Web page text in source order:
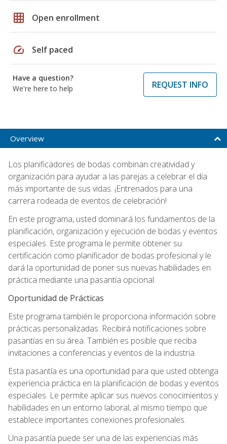
grid_on Open enrollment
speed Self paced
Have a question?
We're here to help
REQUEST INFO
Overview
Los planificadores de bodas combinan creatividad y
organización para ayudar a las parejas a celebrar el día
más importante de sus vidas. ¡Entrenados para una
carrera rodeada de eventos de celebración!
En este programa, usted dominará los fundamentos de la
planificación, organización y ejecución de bodas y eventos
especiales. Este programa le permite obtener su
certificación como planificador de bodas profesional y le
dará la oportunidad de poner sus nuevas habilidades en
práctica mediante una pasantía opcional.
Oportunidad de Prácticas
Este programa también le proporciona información sobre
prácticas personalizadas. Recibirá notificaciones sobre
pasantías en su área. También es posible que reciba
invitaciones a conferencias y eventos de la industria.
Esta pasantía es una oportunidad para que usted obtenga
experiencia práctica en la planificación de bodas y eventos
especiales. Le permite aplicar sus nuevos conocimientos y
habilidades en un entorno laboral, al mismo tiempo que
establece importantes conexiones profesionales.
Una pasantía puede ser una de las experiencias más